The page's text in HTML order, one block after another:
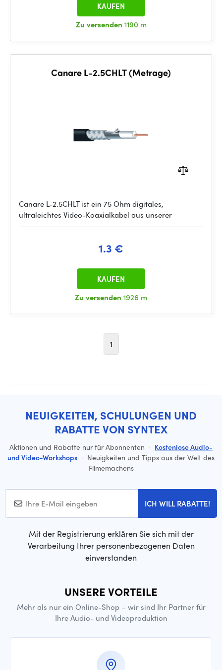
Zu versenden 1190 m
KAUFEN
Canare L-2.5CHLT (Metrage)
Canare L-2.5CHLT ist ein 75 Ohm digitales,
ultraleichtes Video-Koaxialkabel aus unserer
1.3 €
Zu versenden 1926 m
KAUFEN
1
NEUIGKEITEN, SCHULUNGEN UND
RABATTE VON SYNTEX
Aktionen und Rabatte nur für Abonnenten · Kostenlose Audio-
und Video-Workshops · Neuigkeiten und Tipps aus der Welt des
Filmemachens
ICH WILL RABATTE!
Mit der Registrierung erklären Sie sich mit der
Verarbeitung Ihrer personenbezogenen Daten
einverstanden
UNSERE VORTEILE
Mehr als nur ein Online-Shop – wir sind Ihr Partner für
Ihre Audio- und Videoproduktion